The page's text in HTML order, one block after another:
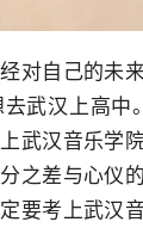
对自己的未
武汉上高中
武汉音乐学
之差与心仪
要考上武汉